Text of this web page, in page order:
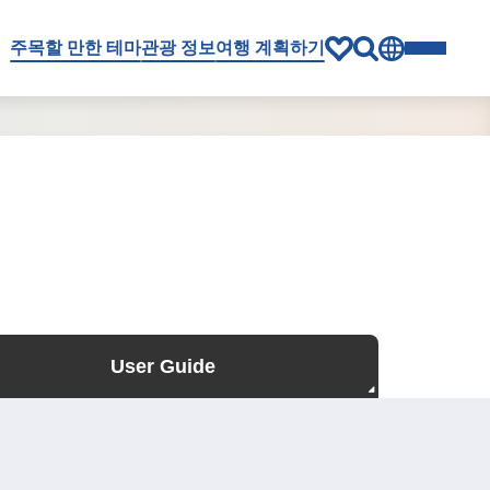
주목할 만한 테마관광 정보여행 계획하기
User Guide